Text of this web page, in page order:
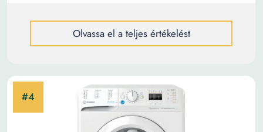
Olvassa el a teljes értékelést